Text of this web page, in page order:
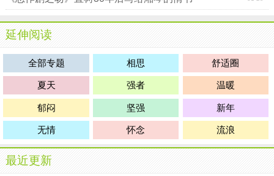
延伸阅读
全部专题 相思 舒适圈
夏天 强者 温暖
郁闷 坚强 新年
无情 怀念 流浪
最近更新